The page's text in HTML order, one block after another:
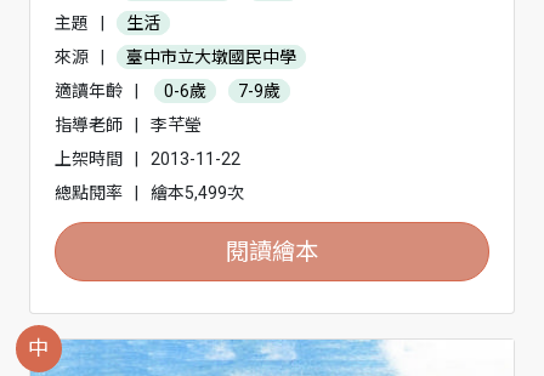
主題
生活
來源
臺中市立大墩國民中學
適讀年齡
0-6歲
7-9歲
指導老師
李芊瑩
上架時間
2013-11-22
總點閱率
繪本5,499次
閱讀繪本
中